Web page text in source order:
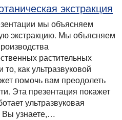
экстракция
мы объясняем
экстракцию. Мы объясняем
растительных
то, как ультразвуковой
помочь вам преодолеть
Эта презентация покажет
ультразвуковая
Вы узнаете,…